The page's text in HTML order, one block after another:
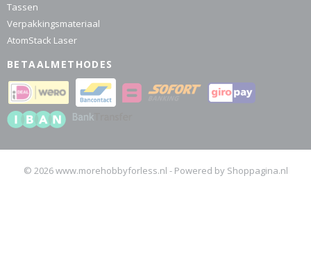
Tassen
Verpakkingsmateriaal
AtomStack Laser
BETAALMETHODES
© 2026 www.morehobbyforless.nl - Powered by Shoppagina.nl